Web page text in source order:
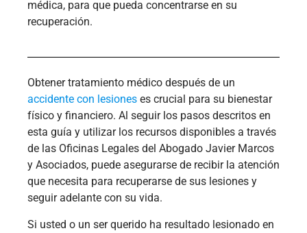
médica, para que pueda concentrarse en su
recuperación.
Obtener tratamiento médico después de un
accidente con lesiones es crucial para su bienestar
físico y financiero. Al seguir los pasos descritos en
esta guía y utilizar los recursos disponibles a través
de las Oficinas Legales del Abogado Javier Marcos
y Asociados, puede asegurarse de recibir la atención
que necesita para recuperarse de sus lesiones y
seguir adelante con su vida.
Si usted o un ser querido ha resultado lesionado en